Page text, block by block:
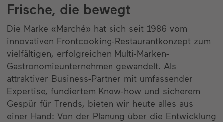
Frische, die bewegt
Die Marke «Marché» hat sich seit 1986 vom
innovativen Frontcooking-Restaurantkonzept zum
vielfältigen, erfolgreichen Multi-Marken-
Gastronomieunternehmen gewandelt. Als
attraktiver Business-Partner mit umfassender
Expertise, fundiertem Know-how und sicherem
Gespür für Trends, bieten wir heute alles aus
einer Hand: Von der Planung über die Entwicklung